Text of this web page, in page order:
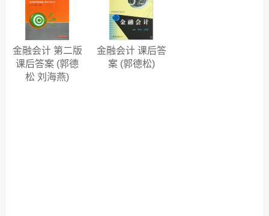
西北民族大学、加里敦学院、武汉电力职业技术学院 等。
金融会计 第二版
课后答案 (郭德
松 刘海燕)
金融会计 课后答
案 (郭德松)